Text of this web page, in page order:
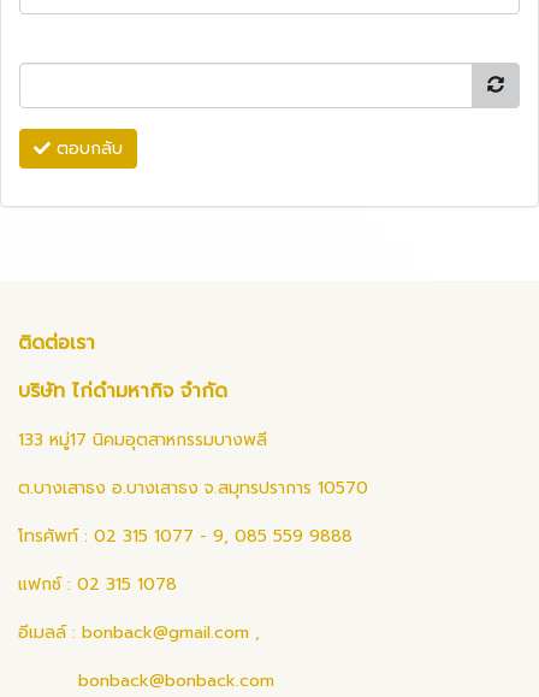
ตอบกลับ
ติดต่อเรา
บริษัท ไก่ดำมหากิจ จำกัด
133 หมู่17 นิคมอุตสาหกรรมบางพลี
ต.บางเสาธง อ.บางเสาธง จ.สมุทรปราการ 10570
โทรศัพท์ : 02 315 1077 - 9, 085 559 9888
แฟกซ์ : 02 315 1078
อีเมลล์ : bonback@gmail.com ,
bonback@bonback.com